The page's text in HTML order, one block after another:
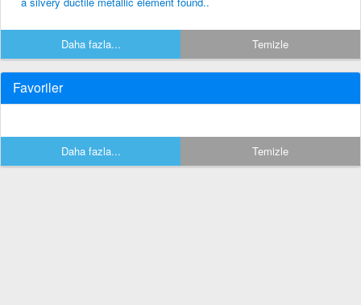
Daha fazla... Temizle
Favoriler
Daha fazla... Temizle